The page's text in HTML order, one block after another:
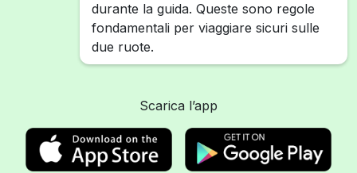
durante la guida. Queste sono regole
fondamentali per viaggiare sicuri sulle
due ruote.
Scarica l’app